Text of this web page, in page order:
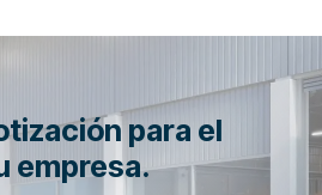
para el
empresa.